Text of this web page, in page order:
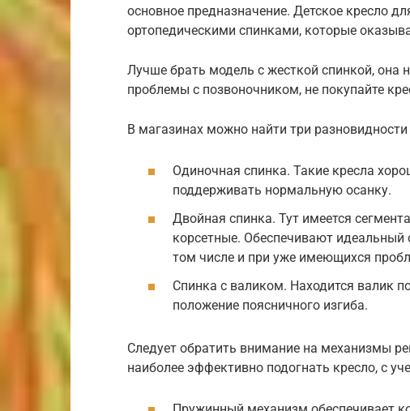
основное предназначение. Детское кресло
ортопедическими спинками, которые
Лучше брать модель с жесткой спинкой, она
проблемы с позвоночником, не покупайте
В магазинах можно найти три
Одиночная спинка. Такие кресла
поддерживать нормальную осанку.
Двойная спинка. Тут имеется
корсетные. Обеспечивают идеальный
том числе и при уже имеющихся
Спинка с валиком. Находится валик
положение поясничного изгиба.
Следует обратить внимание на механизмы
наиболее эффективно подогнать кресло, с